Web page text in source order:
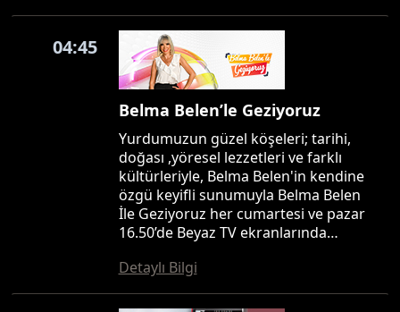
04:45
Belma Belen’le Geziyoruz
Yurdumuzun güzel köşeleri; tarihi,
doğası ,yöresel lezzetleri ve farklı
kültürleriyle, Belma Belen'in kendine
özgü keyifli sunumuyla Belma Belen
İle Geziyoruz her cumartesi ve pazar
16.50’de Beyaz TV ekranlarında…
Detaylı Bilgi